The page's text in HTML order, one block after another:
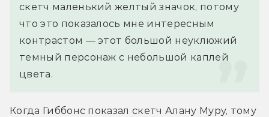
скетч маленький желтый значок, потому
что это показалось мне интересным
контрастом — этот большой неуклюжий
темный персонаж с небольшой каплей
цвета.
Когда Гиббонс показал скетч Алану Муру, тому